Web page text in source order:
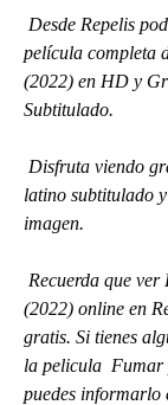
película completa
(2022) en HD y
Subtitulado.
latino subtitulado
imagen.
(2022) online en
gratis. Si tienes
la pelicula  Fumar
puedes informarlo